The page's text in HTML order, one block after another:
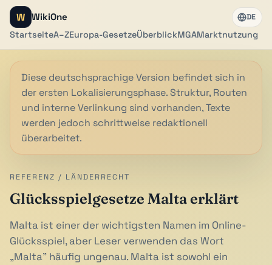
W WikiOne
StartseiteA–ZEuropa-GesetzeÜberblickMGAMarktnutzung
DE
Diese deutschsprachige Version befindet sich in
der ersten Lokalisierungsphase. Struktur, Routen
und interne Verlinkung sind vorhanden, Texte
werden jedoch schrittweise redaktionell
überarbeitet.
REFERENZ / LÄNDERRECHT
Glücksspielgesetze Malta erklärt
Malta ist einer der wichtigsten Namen im Online-
Glücksspiel, aber Leser verwenden das Wort
„Malta" häufig ungenau. Malta ist sowohl ein